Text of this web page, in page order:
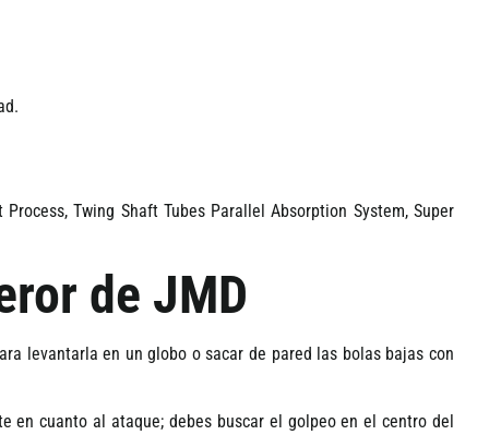
Twing Shaft Tubes Parallel Absorption System, Super
de JMD
levantarla en un globo o sacar de pared las bolas bajas con
en cuanto al ataque; debes buscar el golpeo en el centro del